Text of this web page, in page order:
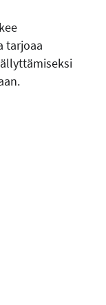
tarjoaa